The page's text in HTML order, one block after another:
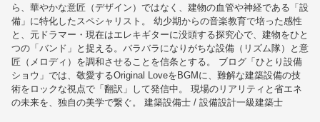
ら、華やかな意匠（デザイン）ではなく、建物の血管や神経である「設
備」に特化したスペシャリスト。 幼少期からの音楽教育で培った感性
と、元ドラマー・現在はエレキギターに没頭する探究心で、建物をひと
つの「バンド」と捉える。バラバラになりがちな設備（リズム隊）と意
匠（メロディ）を調和させることを信条とする。 ブログ「ひとり設備
ショウ」では、敬愛するOriginal LoveをBGMに、難解な建築設備の技
術をロックな視点で「翻訳」して発信中。 現場のリアリティと省エネ
の未来を、独自の美学で繋ぐ。 建築設備士 / 設備設計一級建築士